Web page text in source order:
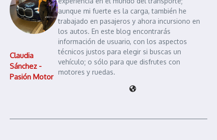
Claudia
Sánchez -
Pasión Motor
aunque mi fuerte es la carga, también he
trabajado en pasajeros y ahora incursiono en
los autos. En este blog encontrarás
información de usuario, con los aspectos
técnicos justos para elegir si buscas un
vehículo; o sólo para que disfrutes con
motores y ruedas.